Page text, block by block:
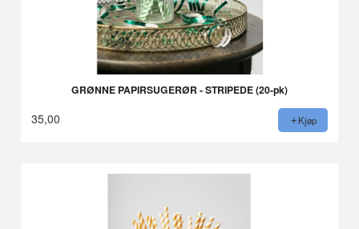
GRØNNE PAPIRSUGERØR - STRIPEDE (20-pk)
35,00 Kjøp